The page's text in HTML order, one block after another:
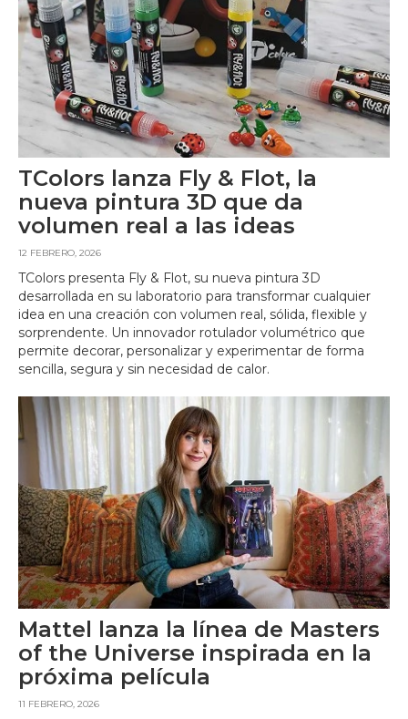
TColors lanza Fly & Flot, la
nueva pintura 3D que da
volumen real a las ideas
12 FEBRERO, 2026
TColors presenta Fly & Flot, su nueva pintura 3D
desarrollada en su laboratorio para transformar cualquier
idea en una creación con volumen real, sólida, flexible y
sorprendente. Un innovador rotulador volumétrico que
permite decorar, personalizar y experimentar de forma
sencilla, segura y sin necesidad de calor.
Mattel lanza la línea de Masters
of the Universe inspirada en la
próxima película
11 FEBRERO, 2026